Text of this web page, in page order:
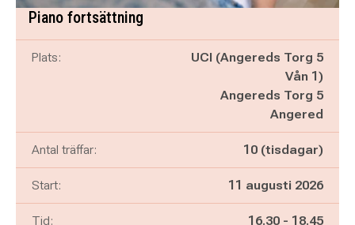
Piano fortsättning
Plats:
UCI (Angereds Torg 5
Vån 1)
Angereds Torg 5
Angered
Antal träffar: 10 (tisdagar)
Start: 11 augusti 2026
Tid: Pågår mellan
16.30 - och
18.45